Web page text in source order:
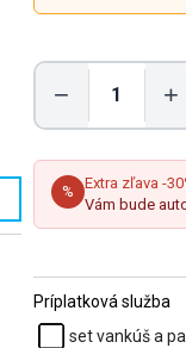
− +
%
Extra zľava -
Vám bude
Príplatková služba
set vankúš a